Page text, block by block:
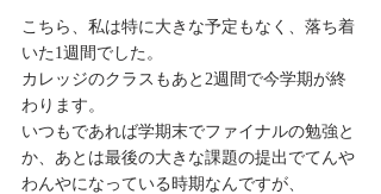
こちら、私は特に大きな予定もなく、落ち着
いた1週間でした。
カレッジのクラスもあと2週間で今学期が終
わります。
いつもであれば学期末でファイナルの勉強と
か、あとは最後の大きな課題の提出でてんや
わんやになっている時期なんですが、